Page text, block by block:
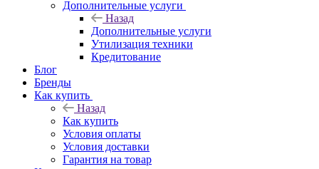
Дополнительные услуги
Назад
Дополнительные услуги
Утилизация техники
Кредитование
Блог
Бренды
Как купить
Назад
Как купить
Условия оплаты
Условия доставки
Гарантия на товар